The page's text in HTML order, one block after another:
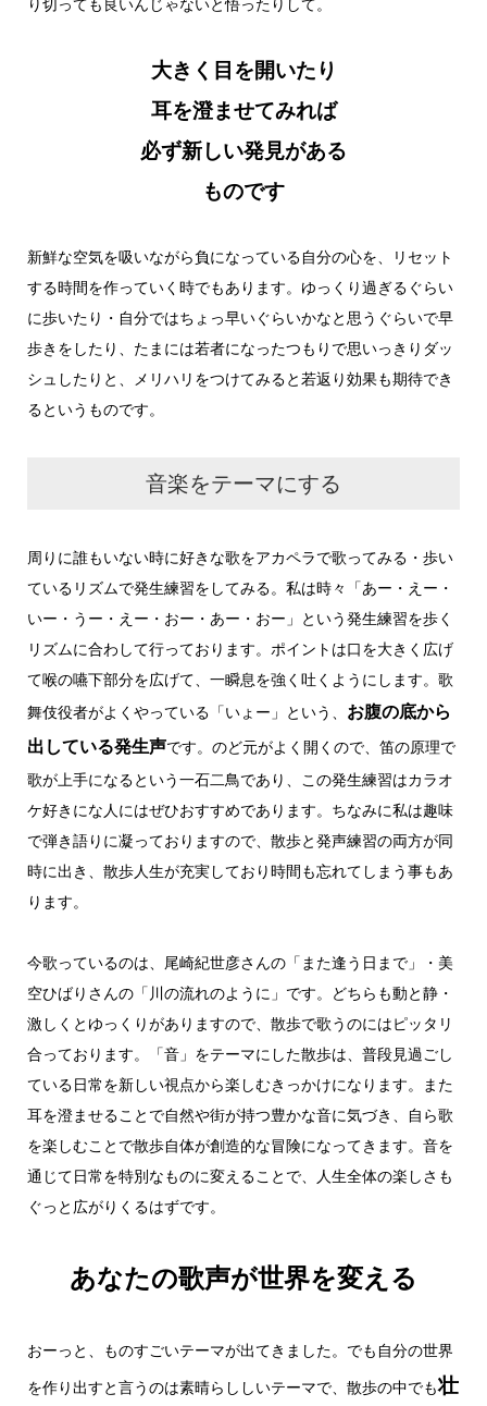
り切っても良いんじゃないと悟ったりして。
大きく目を開いたり
耳を澄ませてみれば
必ず新しい発見がある
ものです
新鮮な空気を吸いながら負になっている自分の心を、リセット
する時間を作っていく時でもあります。ゆっくり過ぎるぐらい
に歩いたり・自分ではちょっ早いぐらいかなと思うぐらいで早
歩きをしたり、たまには若者になったつもりで思いっきりダッ
シュしたりと、メリハリをつけてみると若返り効果も期待でき
るというものです。
音楽をテーマにする
周りに誰もいない時に好きな歌をアカペラで歌ってみる・歩い
ているリズムで発生練習をしてみる。私は時々「あー・えー・
いー・うー・えー・おー・あー・おー」という発生練習を歩く
リズムに合わして行っております。ポイントは口を大きく広げ
て喉の嚥下部分を広げて、一瞬息を強く吐くようにします。歌
舞伎役者がよくやっている「いょー」という、 お腹の底から
出している発生声です。のど元がよく開くので、笛の原理で
歌が上手になるという一石二鳥であり、この発生練習はカラオ
ケ好きにな人にはぜひおすすめであります。ちなみに私は趣味
で弾き語りに凝っておりますので、散歩と発声練習の両方が同
時に出き、散歩人生が充実しており時間も忘れてしまう事もあ
ります。
今歌っているのは、尾崎紀世彦さんの「また逢う日まで」・美
空ひばりさんの「川の流れのように」です。どちらも動と静・
激しくとゆっくりがありますので、散歩で歌うのにはピッタリ
合っております。「音」をテーマにした散歩は、普段見過ごし
ている日常を新しい視点から楽しむきっかけになります。また
耳を澄ませることで自然や街が持つ豊かな音に気づき、自ら歌
を楽しむことで散歩自体が創造的な冒険になってきます。音を
通じて日常を特別なものに変えることで、人生全体の楽しさも
ぐっと広がりくるはずです。
あなたの歌声が世界を変える
おーっと、ものすごいテーマが出てきました。でも自分の世界
を作り出すと言うのは素晴らししいテーマで、散歩の中でも壮